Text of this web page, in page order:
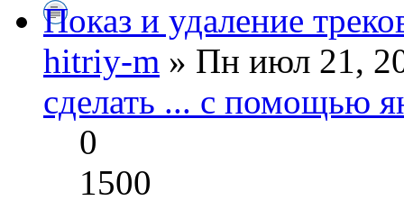
Показ и удаление
hitriy-m » Пн июл 21,
сделать ... с помощью
0
1500